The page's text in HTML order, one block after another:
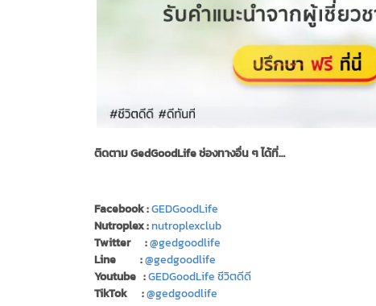
ติดตาม GedGoodLife ช่องทางอื่น ๆ ได้ที่…
Facebook :GEDGoodLife
Nutroplex :nutroplexclub
Twitter :@gedgoodlife
Line :@gedgoodlife
Youtube :GEDGoodLife ชีวิตดีดี
TikTok :@gedgoodlife